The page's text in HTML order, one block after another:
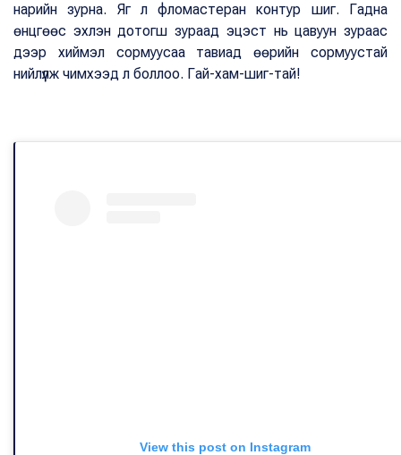
нарийн зурна. Яг л фломастеран контур шиг. Гадна
өнцгөөс эхлэн дотогш зураад эцэст нь цавуун зураас
дээр хиймэл сормуусаа тавиад өөрийн сормуустай
нийлүүлж чимхээд л боллоо. Гай-хам-шиг-тай!
View this post on Instagram